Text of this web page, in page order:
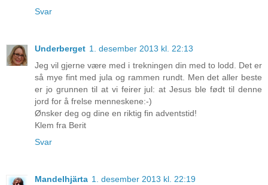
Svar
Underberget 1. desember 2013 kl. 22:13
Jeg vil gjerne være med i trekningen din med to lodd. Det er
så mye fint med jula og rammen rundt. Men det aller beste
er jo grunnen til at vi feirer jul: at Jesus ble født til denne
jord for å frelse menneskene:-)
Ønsker deg og dine en riktig fin adventstid!
Klem fra Berit
Svar
Mandelhjärta 1. desember 2013 kl. 22:19